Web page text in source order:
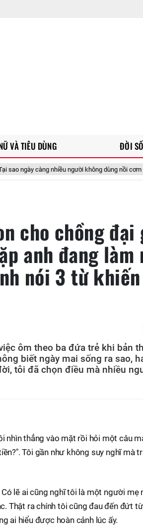
nhiều người không dùng nồi cơm điện truyền
VÀ TIÊU DÙNG ĐỜI
cho chồng
anh đang làm
nói 3 từ
ôm theo ba đứa trẻ khi bản
biết ngày mai sống ra sao,
tôi đã chọn điều mà nhiều
nhìn thẳng vào mặt rồi hỏi một câu
Tôi gần như không suy nghĩ mà
lẽ ai cũng nghĩ tôi là một người mẹ
Thật ra chính tôi cũng đau đến đứt
ai hiểu được hoàn cảnh lúc ấy.